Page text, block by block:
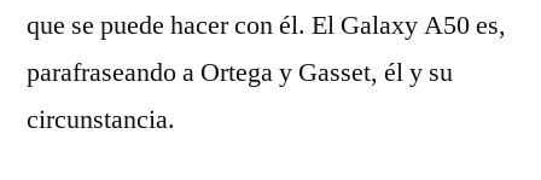
que se puede hacer con él. El Galaxy A50 es,
parafraseando a Ortega y Gasset, él y su
circunstancia.